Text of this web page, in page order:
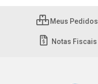
Meus Pedidos
Notas Fiscais